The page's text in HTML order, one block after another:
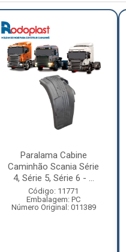
Paralama Cabine
Caminhão Scania Série
4, Série 5, Série 6 - ...
Código: 11771
Embalagem: PC
Número Original: 011389